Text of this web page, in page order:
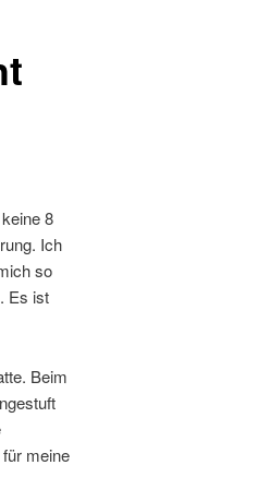
8
Ich
so
Es ist
Beim
meine